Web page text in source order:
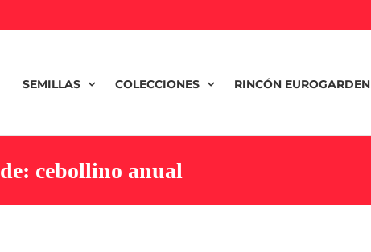
SEMILLAS COLECCIONES RINCÓN EUROGARDEN
cebollino anual